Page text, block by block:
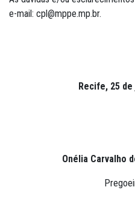
e-mail: cpl@mppe.mp.br.
Recife, 25
Onélia Carvalho